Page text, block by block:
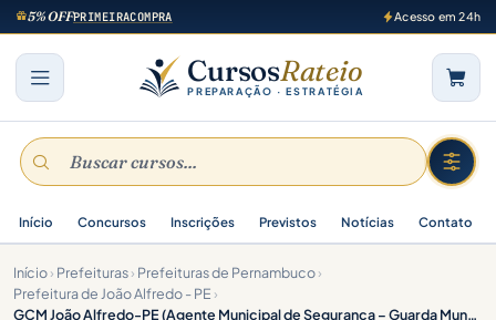
5% OFFPRIMEIRACOMPRA Acesso em 24h
CursosRateio
PREPARAÇÃO · ESTRATÉGIA
Início Concursos Inscrições Previstos Notícias Contato
Início› Prefeituras› Prefeituras de Pernambuco›
Prefeitura de João Alfredo - PE ›
GCM João Alfredo-PE (Agente Municipal de Segurança – Guarda Municipal) Pacote Completo – 2025 (Pós-Edital)